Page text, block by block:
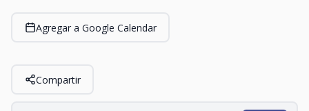
Agregar a Google Calendar
Compartir